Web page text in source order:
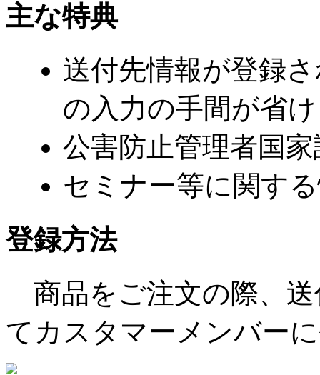
主な特典
送付先情報が登録
の入力の手間が省
公害防止管理者国
セミナー等に関す
登録方法
商品をご注文の際、送
てカスタマーメンバー